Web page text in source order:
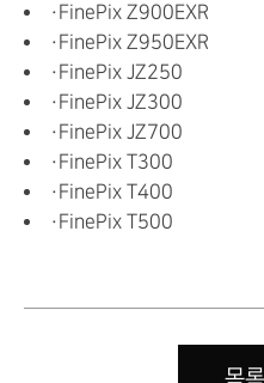
・FinePix Z900EXR
・FinePix Z950EXR
・FinePix JZ250
・FinePix JZ300
・FinePix JZ700
・FinePix T300
・FinePix T400
・FinePix T500